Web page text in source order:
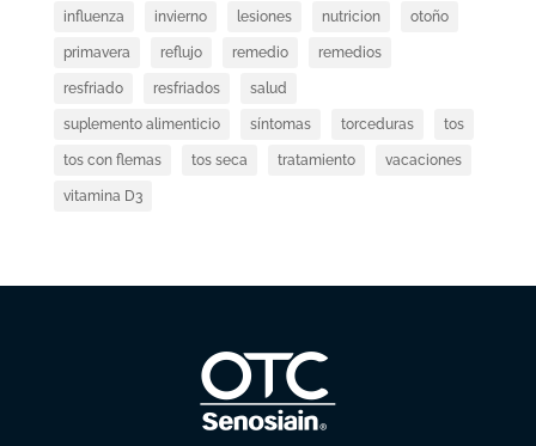
influenza invierno lesiones nutricion otoño
primavera reflujo remedio remedios
resfriado resfriados salud
suplemento alimenticio síntomas torceduras tos
tos con flemas tos seca tratamiento vacaciones
vitamina D3